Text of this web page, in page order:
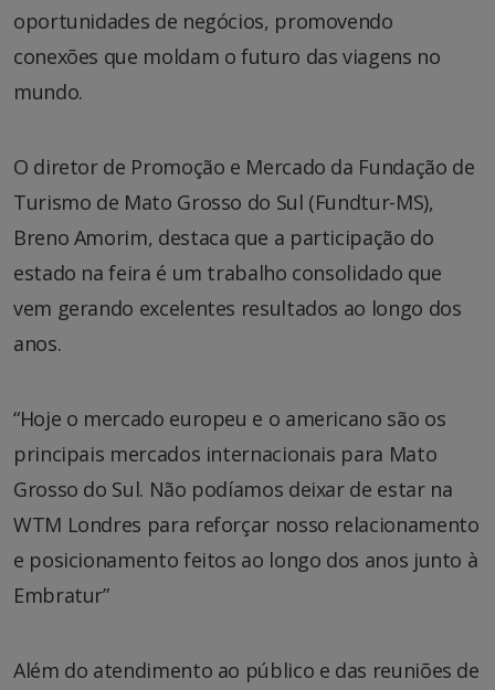
oportunidades de negócios, promovendo
conexões que moldam o futuro das viagens no
mundo.
O diretor de Promoção e Mercado da Fundação de
Turismo de Mato Grosso do Sul (Fundtur-MS),
Breno Amorim, destaca que a participação do
estado na feira é um trabalho consolidado que
vem gerando excelentes resultados ao longo dos
anos.
“Hoje o mercado europeu e o americano são os
principais mercados internacionais para Mato
Grosso do Sul. Não podíamos deixar de estar na
WTM Londres para reforçar nosso relacionamento
e posicionamento feitos ao longo dos anos junto à
Embratur”
Além do atendimento ao público e das reuniões de